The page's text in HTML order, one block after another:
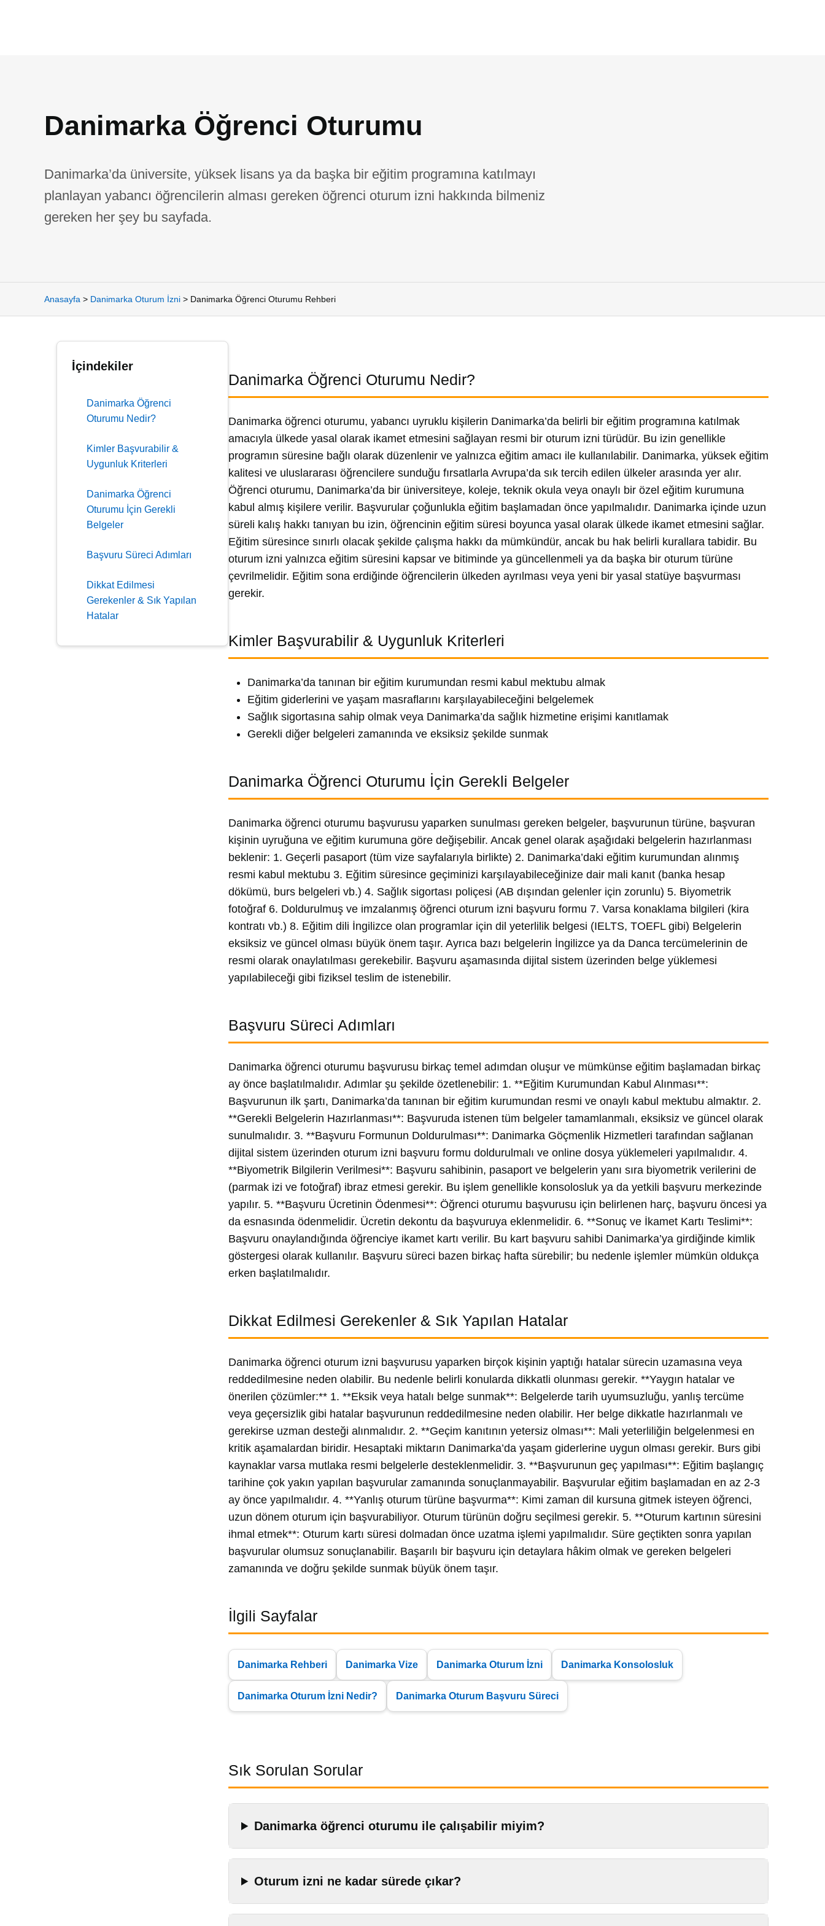
Danimarka Öğrenci Oturumu
Danimarka’da üniversite, yüksek lisans ya da başka bir eğitim programına katılmayı
planlayan yabancı öğrencilerin alması gereken öğrenci oturum izni hakkında bilmeniz
gereken her şey bu sayfada.
Anasayfa > Danimarka Oturum İzni > Danimarka Öğrenci Oturumu Rehberi
İçindekiler
Danimarka Öğrenci
Oturumu Nedir?
Kimler Başvurabilir &
Uygunluk Kriterleri
Danimarka Öğrenci
Oturumu İçin Gerekli
Belgeler
Başvuru Süreci Adımları
Dikkat Edilmesi
Gerekenler & Sık Yapılan
Hatalar
Danimarka Öğrenci Oturumu Nedir?
Danimarka öğrenci oturumu, yabancı uyruklu kişilerin Danimarka’da belirli bir eğitim programına katılmak
amacıyla ülkede yasal olarak ikamet etmesini sağlayan resmi bir oturum izni türüdür. Bu izin genellikle
programın süresine bağlı olarak düzenlenir ve yalnızca eğitim amacı ile kullanılabilir. Danimarka, yüksek eğitim
kalitesi ve uluslararası öğrencilere sunduğu fırsatlarla Avrupa’da sık tercih edilen ülkeler arasında yer alır.
Öğrenci oturumu, Danimarka’da bir üniversiteye, koleje, teknik okula veya onaylı bir özel eğitim kurumuna
kabul almış kişilere verilir. Başvurular çoğunlukla eğitim başlamadan önce yapılmalıdır. Danimarka içinde uzun
süreli kalış hakkı tanıyan bu izin, öğrencinin eğitim süresi boyunca yasal olarak ülkede ikamet etmesini sağlar.
Eğitim süresince sınırlı olacak şekilde çalışma hakkı da mümkündür, ancak bu hak belirli kurallara tabidir. Bu
oturum izni yalnızca eğitim süresini kapsar ve bitiminde ya güncellenmeli ya da başka bir oturum türüne
çevrilmelidir. Eğitim sona erdiğinde öğrencilerin ülkeden ayrılması veya yeni bir yasal statüye başvurması
gerekir.
Kimler Başvurabilir & Uygunluk Kriterleri
Danimarka’da tanınan bir eğitim kurumundan resmi kabul mektubu almak
Eğitim giderlerini ve yaşam masraflarını karşılayabileceğini belgelemek
Sağlık sigortasına sahip olmak veya Danimarka’da sağlık hizmetine erişimi kanıtlamak
Gerekli diğer belgeleri zamanında ve eksiksiz şekilde sunmak
Danimarka Öğrenci Oturumu İçin Gerekli Belgeler
Danimarka öğrenci oturumu başvurusu yaparken sunulması gereken belgeler, başvurunun türüne, başvuran
kişinin uyruğuna ve eğitim kurumuna göre değişebilir. Ancak genel olarak aşağıdaki belgelerin hazırlanması
beklenir: 1. Geçerli pasaport (tüm vize sayfalarıyla birlikte) 2. Danimarka’daki eğitim kurumundan alınmış
resmi kabul mektubu 3. Eğitim süresince geçiminizi karşılayabileceğinize dair mali kanıt (banka hesap
dökümü, burs belgeleri vb.) 4. Sağlık sigortası poliçesi (AB dışından gelenler için zorunlu) 5. Biyometrik
fotoğraf 6. Doldurulmuş ve imzalanmış öğrenci oturum izni başvuru formu 7. Varsa konaklama bilgileri (kira
kontratı vb.) 8. Eğitim dili İngilizce olan programlar için dil yeterlilik belgesi (IELTS, TOEFL gibi) Belgelerin
eksiksiz ve güncel olması büyük önem taşır. Ayrıca bazı belgelerin İngilizce ya da Danca tercümelerinin de
resmi olarak onaylatılması gerekebilir. Başvuru aşamasında dijital sistem üzerinden belge yüklemesi
yapılabileceği gibi fiziksel teslim de istenebilir.
Başvuru Süreci Adımları
Danimarka öğrenci oturumu başvurusu birkaç temel adımdan oluşur ve mümkünse eğitim başlamadan birkaç
ay önce başlatılmalıdır. Adımlar şu şekilde özetlenebilir: 1. **Eğitim Kurumundan Kabul Alınması**:
Başvurunun ilk şartı, Danimarka’da tanınan bir eğitim kurumundan resmi ve onaylı kabul mektubu almaktır. 2.
**Gerekli Belgelerin Hazırlanması**: Başvuruda istenen tüm belgeler tamamlanmalı, eksiksiz ve güncel olarak
sunulmalıdır. 3. **Başvuru Formunun Doldurulması**: Danimarka Göçmenlik Hizmetleri tarafından sağlanan
dijital sistem üzerinden oturum izni başvuru formu doldurulmalı ve online dosya yüklemeleri yapılmalıdır. 4.
**Biyometrik Bilgilerin Verilmesi**: Başvuru sahibinin, pasaport ve belgelerin yanı sıra biyometrik verilerini de
(parmak izi ve fotoğraf) ibraz etmesi gerekir. Bu işlem genellikle konsolosluk ya da yetkili başvuru merkezinde
yapılır. 5. **Başvuru Ücretinin Ödenmesi**: Öğrenci oturumu başvurusu için belirlenen harç, başvuru öncesi ya
da esnasında ödenmelidir. Ücretin dekontu da başvuruya eklenmelidir. 6. **Sonuç ve İkamet Kartı Teslimi**:
Başvuru onaylandığında öğrenciye ikamet kartı verilir. Bu kart başvuru sahibi Danimarka’ya girdiğinde kimlik
göstergesi olarak kullanılır. Başvuru süreci bazen birkaç hafta sürebilir; bu nedenle işlemler mümkün oldukça
erken başlatılmalıdır.
Dikkat Edilmesi Gerekenler & Sık Yapılan Hatalar
Danimarka öğrenci oturum izni başvurusu yaparken birçok kişinin yaptığı hatalar sürecin uzamasına veya
reddedilmesine neden olabilir. Bu nedenle belirli konularda dikkatli olunması gerekir. **Yaygın hatalar ve
önerilen çözümler:** 1. **Eksik veya hatalı belge sunmak**: Belgelerde tarih uyumsuzluğu, yanlış tercüme
veya geçersizlik gibi hatalar başvurunun reddedilmesine neden olabilir. Her belge dikkatle hazırlanmalı ve
gerekirse uzman desteği alınmalıdır. 2. **Geçim kanıtının yetersiz olması**: Mali yeterliliğin belgelenmesi en
kritik aşamalardan biridir. Hesaptaki miktarın Danimarka’da yaşam giderlerine uygun olması gerekir. Burs gibi
kaynaklar varsa mutlaka resmi belgelerle desteklenmelidir. 3. **Başvurunun geç yapılması**: Eğitim başlangıç
tarihine çok yakın yapılan başvurular zamanında sonuçlanmayabilir. Başvurular eğitim başlamadan en az 2-3
ay önce yapılmalıdır. 4. **Yanlış oturum türüne başvurma**: Kimi zaman dil kursuna gitmek isteyen öğrenci,
uzun dönem oturum için başvurabiliyor. Oturum türünün doğru seçilmesi gerekir. 5. **Oturum kartının süresini
ihmal etmek**: Oturum kartı süresi dolmadan önce uzatma işlemi yapılmalıdır. Süre geçtikten sonra yapılan
başvurular olumsuz sonuçlanabilir. Başarılı bir başvuru için detaylara hâkim olmak ve gereken belgeleri
zamanında ve doğru şekilde sunmak büyük önem taşır.
İlgili Sayfalar
Danimarka Rehberi Danimarka Vize Danimarka Oturum İzni Danimarka Konsolosluk
Danimarka Oturum İzni Nedir? Danimarka Oturum Başvuru Süreci
Sık Sorulan Sorular
Danimarka öğrenci oturumu ile çalışabilir miyim?
Oturum izni ne kadar sürede çıkar?